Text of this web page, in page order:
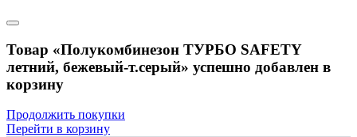
Товар «Полукомбинезон ТУРБО SAFETY
летний, бежевый-т.серый» успешно добавлен в
корзину
Продолжить покупки
Перейти в корзину